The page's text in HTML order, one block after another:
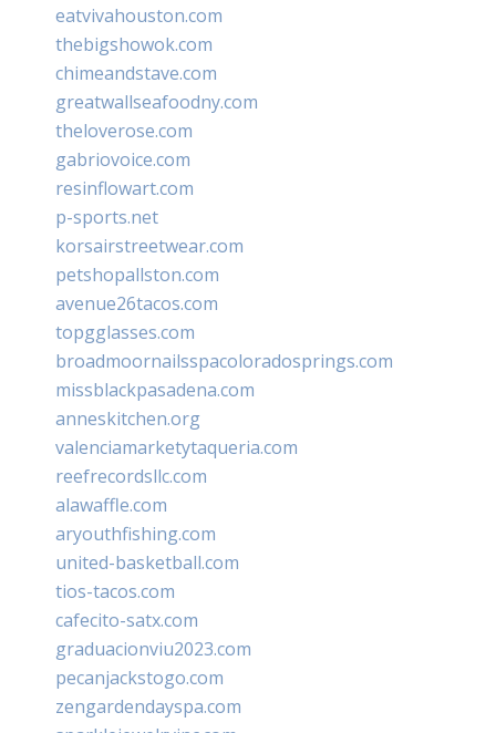
eatvivahouston.com
thebigshowok.com
chimeandstave.com
greatwallseafoodny.com
theloverose.com
gabriovoice.com
resinflowart.com
p-sports.net
korsairstreetwear.com
petshopallston.com
avenue26tacos.com
topgglasses.com
broadmoornailsspacoloradosprings.com
missblackpasadena.com
anneskitchen.org
valenciamarketytaqueria.com
reefrecordsllc.com
alawaffle.com
aryouthfishing.com
united-basketball.com
tios-tacos.com
cafecito-satx.com
graduacionviu2023.com
pecanjackstogo.com
zengardendayspa.com